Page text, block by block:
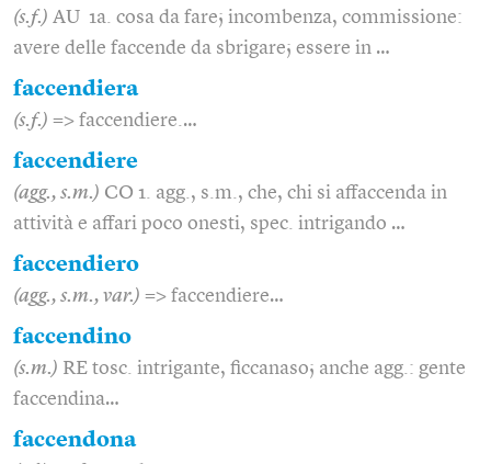
(s.f.) AU 1a. cosa da fare; incombenza, commissione:
avere delle faccende da sbrigare; essere in …
faccendiera
(s.f.) => faccendiere.…
faccendiere
(agg., s.m.) CO 1. agg., s.m., che, chi si affaccenda in
attività e affari poco onesti, spec. intrigando …
faccendiero
(agg., s.m., var.) => faccendiere…
faccendino
(s.m.) RE tosc. intrigante, ficcanaso; anche agg.: gente
faccendina…
faccendona